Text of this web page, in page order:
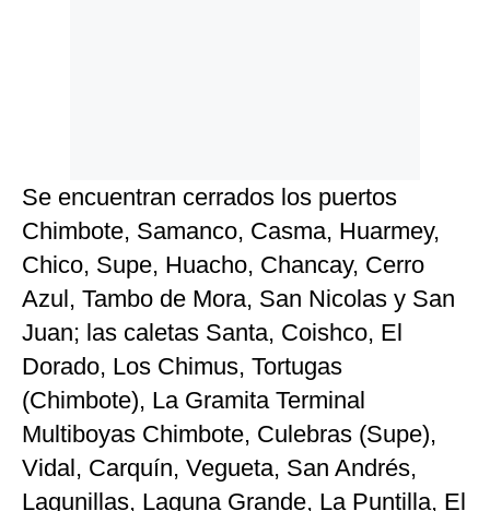
Se encuentran cerrados los puertos
Chimbote, Samanco, Casma, Huarmey,
Chico, Supe, Huacho, Chancay, Cerro
Azul, Tambo de Mora, San Nicolas y San
Juan; las caletas Santa, Coishco, El
Dorado, Los Chimus, Tortugas
(Chimbote), La Gramita Terminal
Multiboyas Chimbote, Culebras (Supe),
Vidal, Carquín, Vegueta, San Andrés,
Lagunillas, Laguna Grande, La Puntilla, El